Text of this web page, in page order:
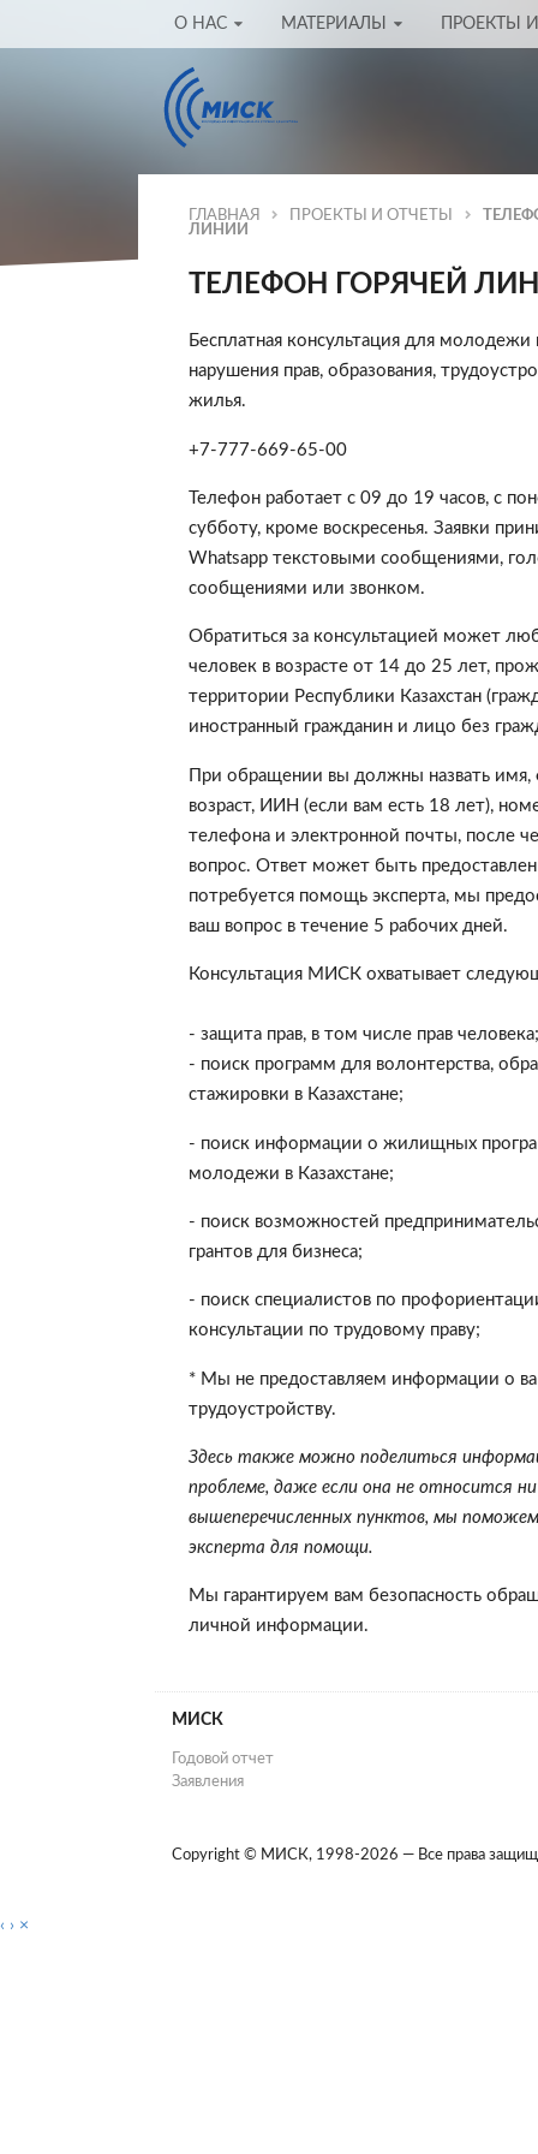
О НАС МАТЕРИАЛЫ ПРОЕКТЫ
ГЛАВНАЯ ПРОЕКТЫ И ОТЧЕТЫ
ЛИНИИ
ТЕЛЕФОН ГОРЯЧЕЙ
Бесплатная консультация для молодежи
нарушения прав, образования,
жилья.
+7-777-669-65-00
Телефон работает с 09 до 19 часов, с
субботу, кроме воскресенья. Заявки
Whatsapp текстовыми сообщениями,
сообщениями или звонком.
Обратиться за консультацией может
человек в возрасте от 14 до 25 лет,
территории Республики Казахстан
иностранный гражданин и лицо без
При обращении вы должны назвать
возраст, ИИН (если вам есть 18 лет),
телефона и электронной почты, после
вопрос. Ответ может быть предоставлен
потребуется помощь эксперта, мы
ваш вопрос в течение 5 рабочих дней.
Консультация МИСК охватывает
- защита прав, в том числе прав человека;
- поиск программ для волонтерства,
стажировки в Казахстане;
- поиск информации о жилищных
молодежи в Казахстане;
- поиск возможностей
грантов для бизнеса;
- поиск специалистов по
консультации по трудовому праву;
* Мы не предоставляем информации о
трудоустройству.
Здесь также можно поделиться
проблеме, даже если она не относится
вышеперечисленных пунктов, мы
эксперта для помощи.
Мы гарантируем вам безопасность
личной информации.
МИСК
Годовой отчет
Заявления
Copyright © МИСК, 1998-2026 — Все права
‹ › ×